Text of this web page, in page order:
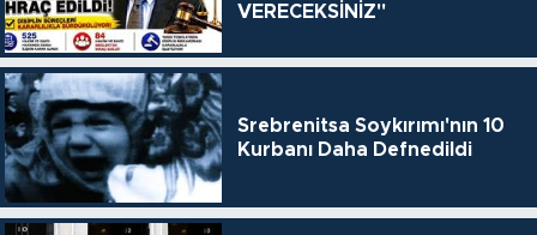
VERECEKSİNİZ"
Srebrenitsa Soykırımı'nın 10
Kurbanı Daha Defnedildi